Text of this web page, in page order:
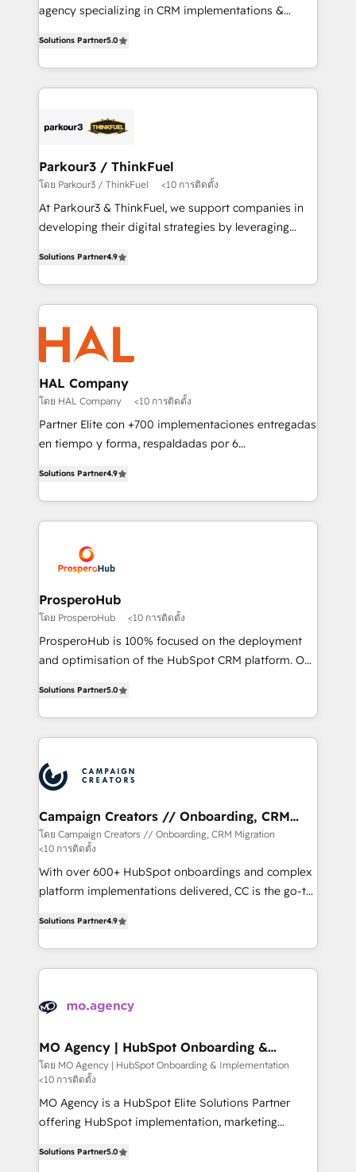
of experience and quality of skilled staff has earned
them a trusted reputation within the HubSpot
Program, HubSpot.
agency specializing in CRM implementations &
Integrations, Custom AI agents and AI-ready Website
Design With over 15 years of experience, we help
companies bridge the gap between marketing, sales,
data hygiene, and tailored HubSpot solutions. Our
a global consultancy with the care and agility of a
boutique firm. At Triario, we’re big enough to deliver
but small enough to listen. Our Services: HubSpot
implementations & data migration Custom AI agents
Website design Let’s turn your CRM into your growth
engine!
Solutions Partner5.0
Parkour3 / ThinkFuel
โดย Parkour3 / ThinkFuel <10 การติดตั้ง
At Parkour3 & ThinkFuel, we support companies in
developing their digital strategies by leveraging
sales processes to generate growth. Our offer spans
from Strategy to Operations. We specialize in CRM
onboarding and implementation, web design, sales
& marketing automation, and digital marketing. With
extensive experience working with tech companies
and manufacturers since 2002, we are committed to
empowering our clients and developing their
autonomy. Get to grips with HubSpot through
guided implementation and seamless integration of
the CRM platform into your digital ecosystem. Would
marketing strategy? We'll provide support tailored
to your needs and sales objectives. With 125+
Accreditations. Based in Canada (coast to coast), our
services are offered in both English & French.
Solutions Partner4.9
HAL Company
โดย HAL Company <10 การติดตั้ง
Partner Elite con +700 implementaciones entregadas
en tiempo y forma, respaldadas por 6
Certified Trainers avalados por HubSpot Academy.
Acompañamos a las empresas en cada etapa de su
crecimiento integrando estrategia, tecnología y
reales. Nos caracterizamos por combinar excelencia
técnica con una mirada estratégica a largo plazo.
Solutions Partner4.9
ProsperoHub
โดย ProsperoHub <10 การติดตั้ง
ProsperoHub is 100% focused on the deployment
and optimisation of the HubSpot CRM platform. Our
ensure that you achieve maximum adoption and
ROI from your HubSpot investment. Use our
extensive HubSpot, sales, marketing, service and
HubSpot journey, design and implement your
processes and skilfully bring your revenue
infrastructure to life. Our collaborative approach
keeps you in control whilst we plan and support the
route to your revenue goals. We have successfully
supported over 500 organisations with HubSpot
implementation, optimisation, training, and
methodology will ensure that you receive the best
deployment experience possible. Whether you are
new to HubSpot or seeking to turn around a poor
expertise to deliver the solutions you need.
Solutions Partner5.0
Campaign Creators // Onboarding, CRM
Migration
โดย Campaign Creators // Onboarding, CRM Migration
<10 การติดตั้ง
With over 600+ HubSpot onboardings and complex
platform implementations delivered, CC is the go-to
migrate, replatform, and scale smarter. We specialize
in high-impact CRM and CMS migrations and
onboarding from platforms like Salesforce, NetSuite,
WordPress and legacy CRMs, turning fragmented
architectures that accelerate revenue operations and
performance. - Multi-object CRM migration, cleanup,
and implementation. - Pre-built and custom
integrations across your full tech stack. - Custom
object setup, CMS builds, and full-funnel automation.
nurturing sequences. - Cross-hub setup across
Solutions Partner4.9
MO Agency | HubSpot Onboarding &
Implementation
โดย MO Agency | HubSpot Onboarding & Implementation
<10 การติดตั้ง
MO Agency is a HubSpot Elite Solutions Partner
offering HubSpot implementation, marketing
paid media, content marketing, AEO and GEO (AI
Solutions Partner5.0